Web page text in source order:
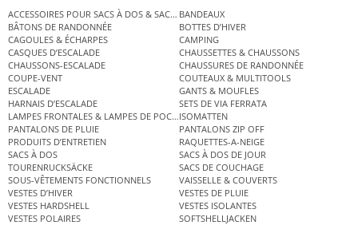
ACCESSOIRES POUR SACS À DOS & SACS ÉTANCHES
BANDEAUX
BÂTONS DE RANDONNÉE
BOTTES D’HIVER
CAGOULES & ÉCHARPES
CAMPING
CASQUES D’ESCALADE
CHAUSSETTES & CHAUSSONS
CHAUSSONS-ESCALADE
CHAUSSURES DE RANDONNÉE
COUPE-VENT
COUTEAUX & MULTITOOLS
ESCALADE
GANTS & MOUFLES
HARNAIS D’ESCALADE
SETS DE VIA FERRATA
LAMPES FRONTALES & LAMPES DE POCHEISOMATTEN
PANTALONS DE PLUIE
PANTALONS ZIP OFF
PRODUITS D’ENTRETIEN
RAQUETTES-A-NEIGE
SACS À DOS
SACS À DOS DE JOUR
TOURENRUCKSÄCKE
SACS DE COUCHAGE
SOUS-VÊTEMENTS FONCTIONNELS
VAISSELLE & COUVERTS
VESTES D’HIVER
VESTES DE PLUIE
VESTES HARDSHELL
VESTES ISOLANTES
VESTES POLAIRES
SOFTSHELLJACKEN